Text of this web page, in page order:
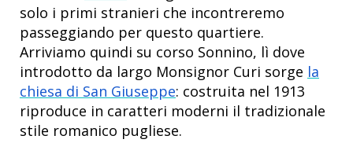
solo i primi stranieri che incontreremo
passeggiando per questo quartiere.
Arriviamo quindi su corso Sonnino, lì dove
introdotto da largo Monsignor Curi sorge la
chiesa di San Giuseppe: costruita nel 1913
riproduce in caratteri moderni il tradizionale
stile romanico pugliese.